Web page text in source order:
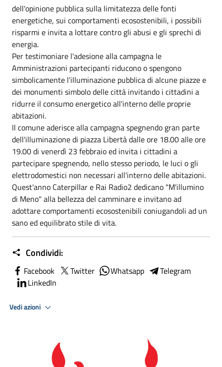
dell'opinione pubblica sulla limitatezza delle fonti
energetiche, sui comportamenti ecosostenibili, i possibili
risparmi e invita a lottare contro gli abusi e gli sprechi di
energia.
Per testimoniare l'adesione alla campagna le
Amministrazioni partecipanti riducono o spengono
simbolicamente l'illuminazione pubblica di alcune piazze e
dei monumenti simbolo delle città invitando i cittadini a
ridurre il consumo energetico all'interno delle proprie
abitazioni.
Il comune aderisce alla campagna spegnendo gran parte
dell'illuminazione di piazza Libertà dalle ore 18.00 alle ore
19.00 di venerdì 23 febbraio ed invita i cittadini a
partecipare spegnendo, nello stesso periodo, le luci o gli
elettrodomestici non necessari all'interno delle abitazioni.
Quest'anno Caterpillar e Rai Radio2 dedicano "M'illumino
di Meno" alla bellezza del camminare e invitano ad
adottare comportamenti ecosostenibili coniugandoli ad un
sano ed equilibrato stile di vita.
Condividi:
Facebook Twitter Whatsapp
Telegram
LinkedIn
Vedi azioni